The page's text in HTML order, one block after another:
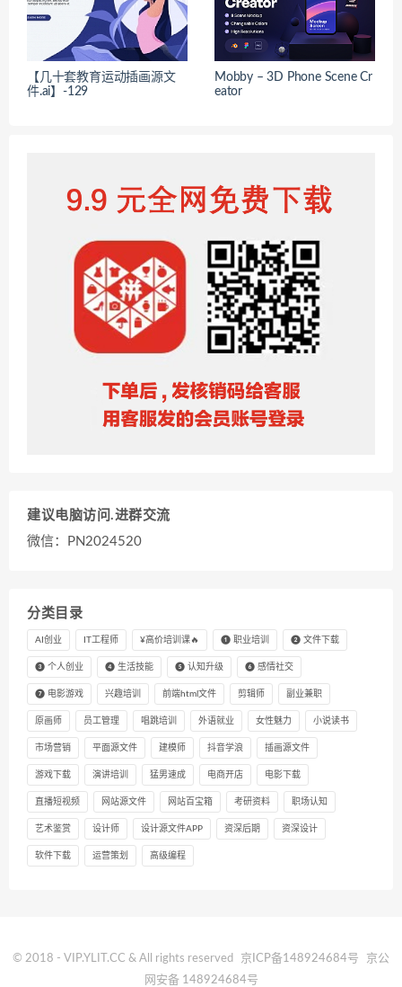
【几十套教育运动插画源文
件.ai】-129
Mobby – 3D Phone Scene Cr
eator
建议电脑访问.进群交流
微信：PN2024520
分类目录
AI创业 IT工程师 ¥高价培训课🔥 ❶ 职业培训 ❷ 文件下载
❸ 个人创业 ❹ 生活技能 ❺ 认知升级 ❻ 感情社交
❼ 电影游戏 兴趣培训 前端html文件 剪辑师 副业兼职
原画师 员工管理 唱跳培训 外语就业 女性魅力 小说读书
市场营销 平面源文件 建模师 抖音学浪 插画源文件
游戏下载 演讲培训 猛男速成 电商开店 电影下载
直播短视频 网站源文件 网站百宝箱 考研资料 职场认知
艺术鉴赏 设计师 设计源文件APP 资深后期 资深设计
软件下载 运营策划 高级编程
© 2018 - VIP.YLIT.CC & All rights reserved 京ICP备148924684号
京公
网安备 148924684号